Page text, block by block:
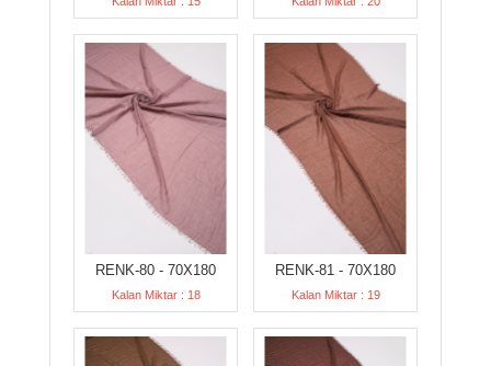
RENK-80 - 70X180
Kalan Miktar : 18
RENK-81 - 70X180
Kalan Miktar : 19